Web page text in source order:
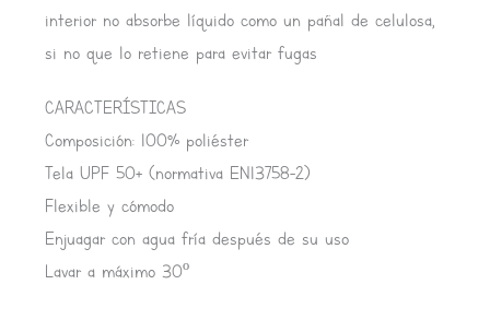
interior no absorbe líquido como un pañal de celulosa,
si no que lo retiene para evitar fugas
CARACTERÍSTICAS
Composición: 100% poliéster
Tela UPF 50+ (normativa EN13758-2)
Flexible y cómodo
Enjuagar con agua fría después de su uso
Lavar a máximo 30º